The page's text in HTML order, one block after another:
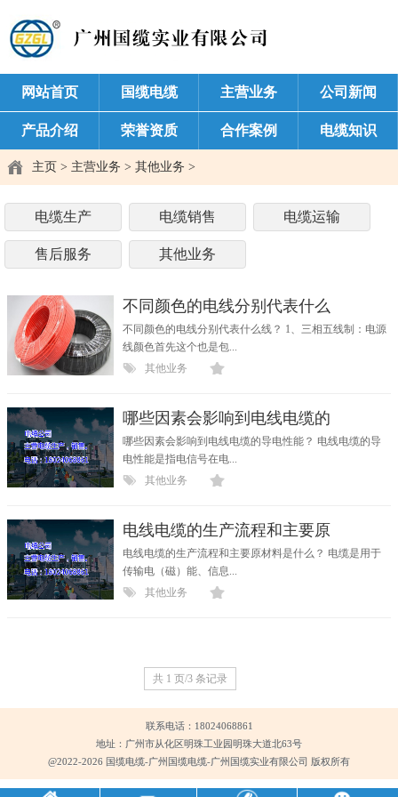
网站首页 国缆电缆 主营业务 公司新闻
产品介绍 荣誉资质 合作案例 电缆知识
主页 > 主营业务 > 其他业务 >
电缆生产 电缆销售 电缆运输
售后服务 其他业务
不同颜色的电线分别代表什么
不同颜色的电线分别代表什么线？ 1、三相五线制：电源
线颜色首先这个也是包...
其他业务
哪些因素会影响到电线电缆的
哪些因素会影响到电线电缆的导电性能？ 电线电缆的导
电性能是指电信号在电...
其他业务
电线电缆的生产流程和主要原
电线电缆的生产流程和主要原材料是什么？ 电缆是用于
传输电（磁）能、信息...
其他业务
共 1 页/3 条记录
联系电话：18024068861
地址：广州市从化区明珠工业园明珠大道北63号
@2022-2026 国缆电缆-广州国缆电缆-广州国缆实业有限公司 版权所有